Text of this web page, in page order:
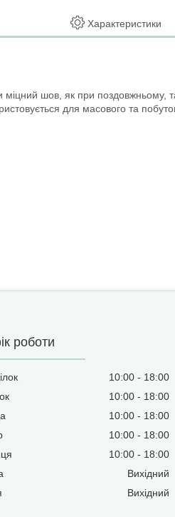
Характеристики
шов, як при поздовжньому,
для масового та
роботи
10:00
18:00
10:00
18:00
10:00
18:00
10:00
18:00
10:00
18:00
Вихідний
Вихідний